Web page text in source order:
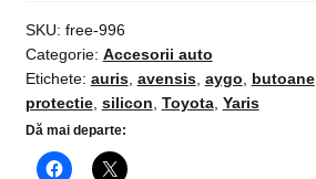
SKU: free-996
Categorie: Accesorii auto
Etichete: auris, avensis, aygo butoane,
protectie, silicon Toyota, Yaris
Dă mai departe: